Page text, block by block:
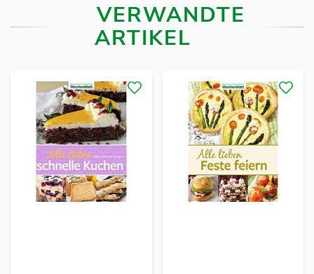
VERWANDTE
ARTIKEL